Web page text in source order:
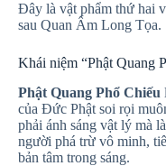
Đây là vật phẩm thứ hai
sau Quan Âm Long Tọa.
Khái niệm “Phật Quang
Phật Quang Phổ Chiếu
của Đức Phật soi rọi
phải ánh sáng vật lý mà là
người phá trừ vô minh,
bản tâm trong sáng.